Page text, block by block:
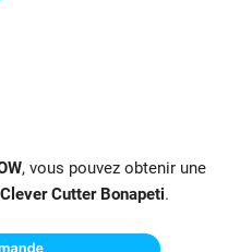
, vous pouvez obtenir une
Clever Cutter Bonapeti.